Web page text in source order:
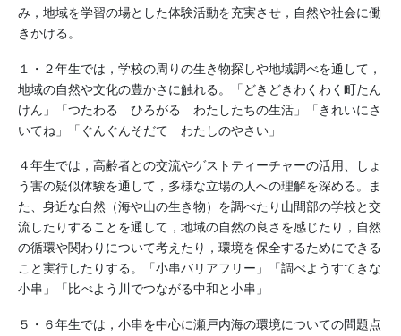
み，地域を学習の場とした体験活動を充実させ，自然や社会に働
きかける。
１・２年生では，学校の周りの生き物探しや地域調べを通して，
地域の自然や文化の豊かさに触れる。「どきどきわくわく町たん
けん」「つたわる ひろがる わたしたちの生活」「きれいにさ
いてね」「ぐんぐんそだて わたしのやさい」
４年生では，高齢者との交流やゲストティーチャーの活用、しょ
う害の疑似体験を通して，多様な立場の人への理解を深める。ま
た、身近な自然（海や山の生き物）を調べたり山間部の学校と交
流したりすることを通して，地域の自然の良さを感じたり，自然
の循環や関わりについて考えたり，環境を保全するためにできる
こと実行したりする。「小串バリアフリー」「調べようすてきな
小串」「比べよう川でつながる中和と小串」
５・６年生では，小串を中心に瀬戸内海の環境についての問題点